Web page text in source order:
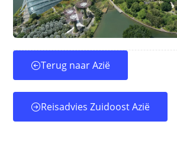
Terug naar Azië
Reisadvies Zuidoost Azië